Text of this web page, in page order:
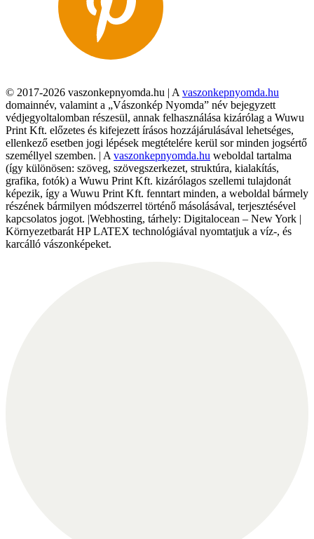
© 2017-2026 vaszonkepnyomda.hu | A vaszonkepnyomda.hu
domainnév, valamint a „Vászonkép Nyomda” név bejegyzett
védjegyoltalomban részesül, annak felhasználása kizárólag a Wuwu
Print Kft. előzetes és kifejezett írásos hozzájárulásával lehetséges,
ellenkező esetben jogi lépések megtételére kerül sor minden jogsértő
személlyel szemben. | A vaszonkepnyomda.hu weboldal tartalma
(így különösen: szöveg, szövegszerkezet, struktúra, kialakítás,
grafika, fotók) a Wuwu Print Kft. kizárólagos szellemi tulajdonát
képezik, így a Wuwu Print Kft. fenntart minden, a weboldal bármely
részének bármilyen módszerrel történő másolásával, terjesztésével
kapcsolatos jogot. |Webhosting, tárhely: Digitalocean – New York |
Környezetbarát HP LATEX technológiával nyomtatjuk a víz-, és
karcálló vászonképeket.